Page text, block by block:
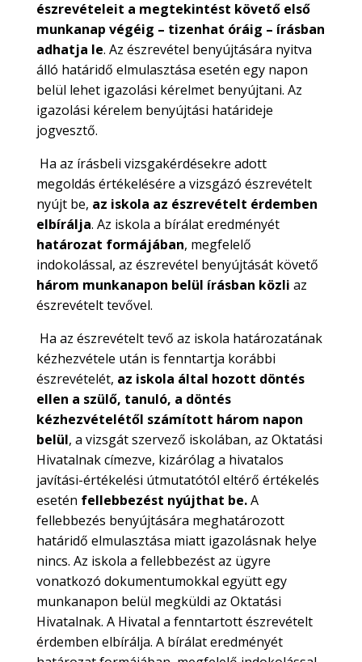
észrevételeit a megtekintést követő első
munkanap végéig – tizenhat óráig – írásban
adhatja le. Az észrevétel benyújtására nyitva
álló határidő elmulasztása esetén egy napon
belül lehet igazolási kérelmet benyújtani. Az
igazolási kérelem benyújtási határideje
jogvesztő.
Ha az írásbeli vizsgakérdésekre adott
megoldás értékelésére a vizsgázó észrevételt
nyújt be, az iskola az észrevételt érdemben
elbírálja. Az iskola a bírálat eredményét
határozat formájában, megfelelő
indokolással, az észrevétel benyújtását követő
három munkanapon belül írásban közli az
észrevételt tevővel.
Ha az észrevételt tevő az iskola határozatának
kézhezvétele után is fenntartja korábbi
észrevételét, az iskola által hozott döntés
ellen a szülő, tanuló, a döntés
kézhezvételétől számított három napon
belül, a vizsgát szervező iskolában, az Oktatási
Hivatalnak címezve, kizárólag a hivatalos
javítási-értékelési útmutatótól eltérő értékelés
esetén fellebbezést nyújthat be.A
fellebbezés benyújtására meghatározott
határidő elmulasztása miatt igazolásnak helye
nincs. Az iskola a fellebbezést az ügyre
vonatkozó dokumentumokkal együtt egy
munkanapon belül megküldi az Oktatási
Hivatalnak. A Hivatal a fenntartott észrevételt
érdemben elbírálja. A bírálat eredményét